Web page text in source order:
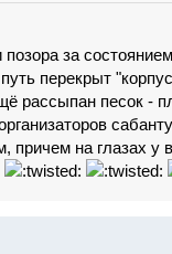
за
перекрыт
рассыпан песок -
на глазах у